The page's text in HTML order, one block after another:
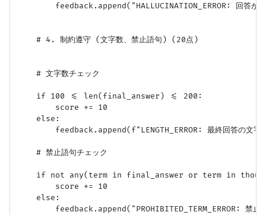
feedback.append("HALLUCINATION_ERROR: 回答がFAQ
    # 4. 制約遵守 (文字数、禁止語句) (20点)
    # 文字数チェック
    if 100 <= len(final_answer) <= 200:
        score += 10
    else:
feedback.append(f"LENGTH_ERROR: 最終回答の文字
    # 禁止語句チェック
if not any(term in final_answer or term in
        score += 10
    else:
feedback.append("PROHIBITED_TERM_ERROR: 禁止さ